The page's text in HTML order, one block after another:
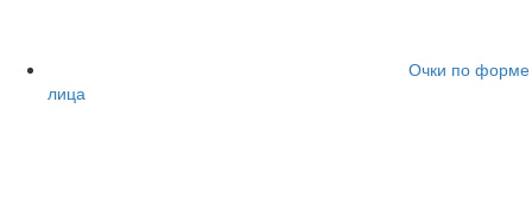
Очки по форме
лица